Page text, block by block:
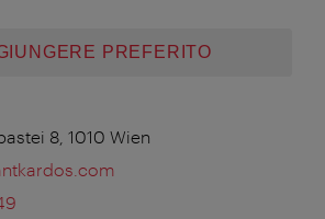
PREFERITO
8, 1010 Wien